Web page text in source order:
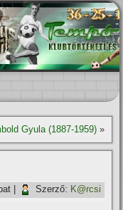
Gyula (1887-1959)»
Szerző: K@rcsi